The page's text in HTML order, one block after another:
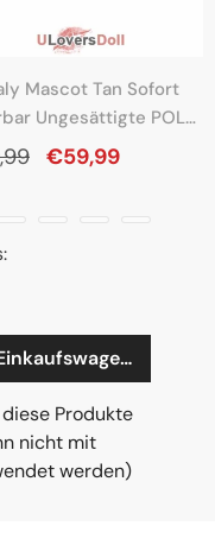
Mascot Tan Sofort
Ungesättigte POLY
Adult Store
Figuren (100%
€59,99
Produkte
nicht mit
werden)